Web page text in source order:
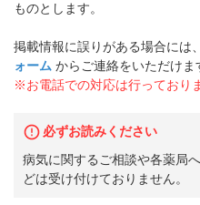
ものとします。
掲載情報に誤りがある場合には
ォーム からご連絡をいただけま
※お電話での対応は行っており
必ずお読みください
病気に関するご相談や各薬局
どは受け付けておりません。